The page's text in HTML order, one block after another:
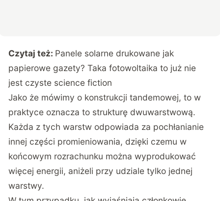
Czytaj też: Panele solarne drukowane jak
papierowe gazety? Taka fotowoltaika to już nie
jest czyste science fiction
Jako że mówimy o konstrukcji tandemowej, to w
praktyce oznacza to strukturę dwuwarstwową.
Każda z tych warstw odpowiada za pochłanianie
innej części promieniowania, dzięki czemu w
końcowym rozrachunku można wyprodukować
więcej energii, aniżeli przy udziale tylko jednej
warstwy.